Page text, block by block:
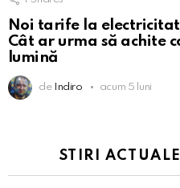
Noi tarife la
Cât ar urma să achite
lumină
de Indiro acum 5 luni
STIRI